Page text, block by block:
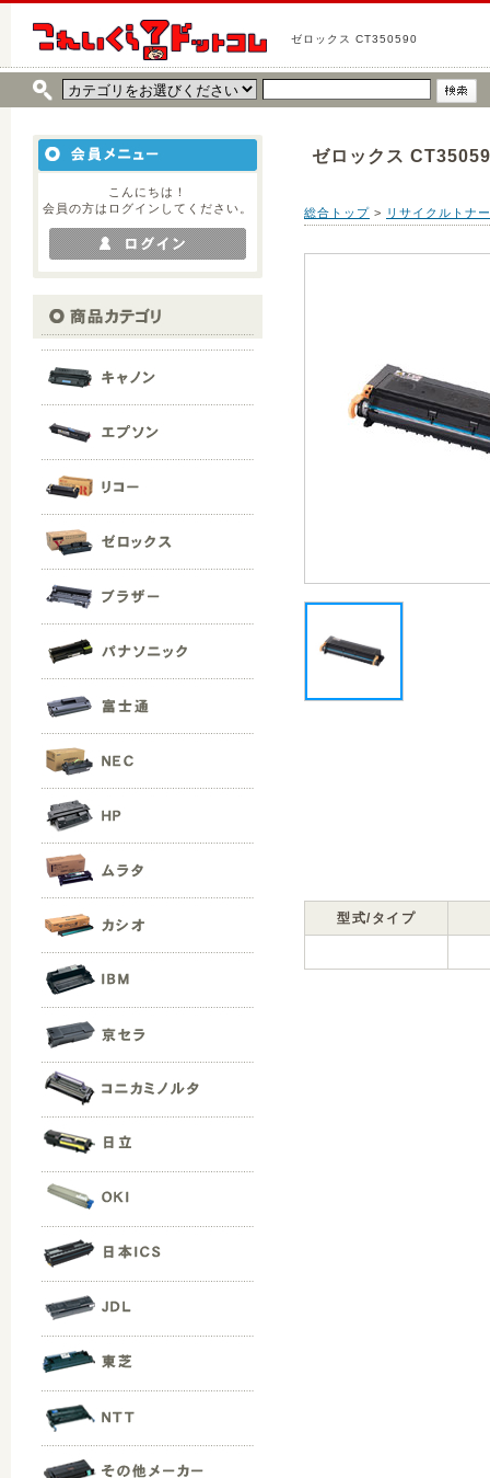
ゼロックス CT350590
こんにちは！
会員の方はログインしてください。
ゼロックス
総合トップ > リサイクルトナ
型式/タイプ